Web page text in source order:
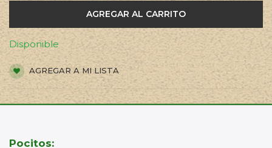
AGREGAR AL CARRITO
Disponible
AGREGAR A MI LISTA
Pocitos: